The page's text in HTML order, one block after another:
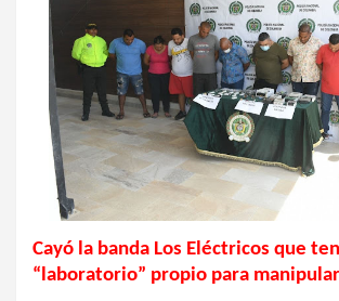
Cayó la banda Los Eléctricos que
“laboratorio” propio para